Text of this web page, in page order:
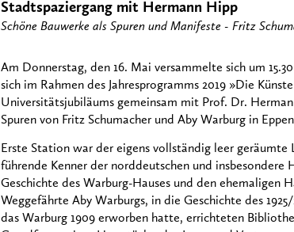
Stadtspaziergang mit Hermann Hipp
Schöne Bauwerke als Spuren und Manifeste - Fritz
Am Donnerstag, den 16. Mai versammelte sich um
sich im Rahmen des Jahresprogramms 2019 »Die
Universitätsjubiläums gemeinsam mit Prof. Dr.
Spuren von Fritz Schumacher und Aby Warburg in
Erste Station war der eigens vollständig leer geräumte
führende Kenner der norddeutschen und
Geschichte des Warburg-Hauses und den ehemaligen
Weggefährte Aby Warburgs, in die Geschichte des
das Warburg 1909 erworben hatte, errichteten